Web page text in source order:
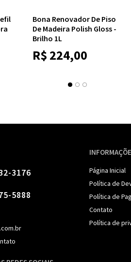
Bona Renovador De Piso
De Madeira Polish Gloss -
Brilho 1L
R$ 224,00
3176
5888
Página Inicial
Política de
Política de
Contato
Política de